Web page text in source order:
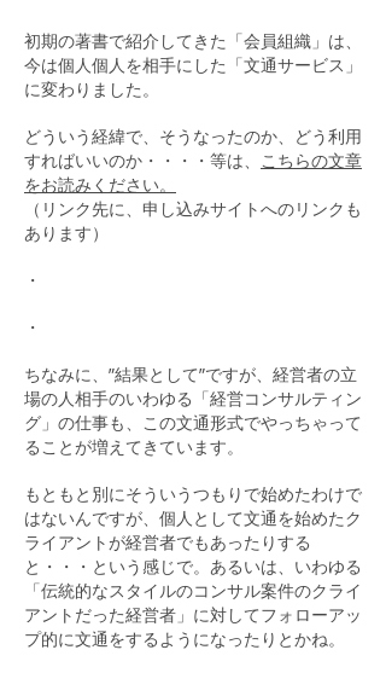
初期の著書で紹介してきた「会員組織」は、
今は個人個人を相手にした「文通サービス」
に変わりました。
どういう経緯で、そうなったのか、どう利用
すればいいのか・・・・等は、 こちらの文章
をお読みください。
（リンク先に、申し込みサイトへのリンクも
あります）
・
・
ちなみに、”結果として”ですが、経営者の立
場の人相手のいわゆる「経営コンサルティン
グ」の仕事も、この文通形式でやっちゃって
ることが増えてきています。
もともと別にそういうつもりで始めたわけで
はないんですが、個人として文通を始めたク
ライアントが経営者でもあったりする
と・・・という感じで。あるいは、いわゆる
「伝統的なスタイルのコンサル案件のクライ
アントだった経営者」に対してフォローアッ
プ的に文通をするようになったりとかね。